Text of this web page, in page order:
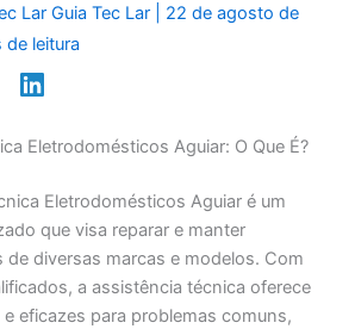
Lar Guia Tec Lar
22 de agosto de
de leitura
Eletrodomésticos Aguiar: O Que É?
Eletrodomésticos Aguiar é um
que visa reparar e manter
diversas marcas e modelos. Com
a assistência técnica oferece
eficazes para problemas comuns,